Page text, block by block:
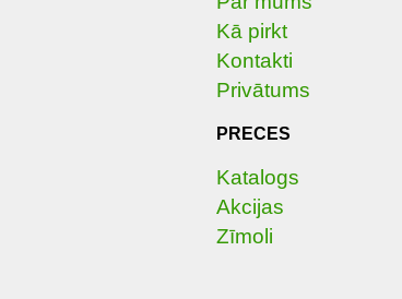
Kā pirkt
Kontakti
Privātums
PRECES
Katalogs
Akcijas
Zīmoli